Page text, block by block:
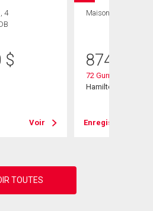
4
$
Voir
Maison
874 900
72 Gurnett Drive
Hamilton, ON
Enregistrer